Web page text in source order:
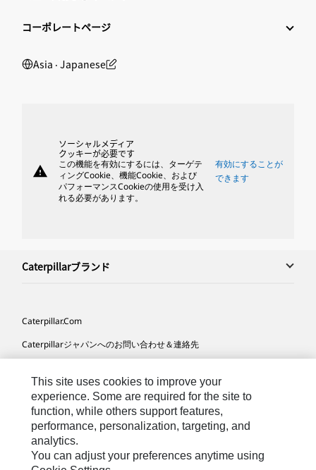
コーポレートページ
Asia ‧ Japanese
warning
ソーシャルメディア
クッキーが必要です
この機能を有効にするには、ターゲテ
ィングCookie、機能Cookie、および
パフォーマンスCookieの使用を受け入
れる必要があります。
有効にすることが
できます
Caterpillarブランド
Caterpillar.com
Caterpillarジャパンへのお問い合わせ＆連絡先
サイト･マップ
Cookie Settings
法的事項
プライバシー
This site uses cookies to improve your
experience. Some are required for the site to
function, while others support features,
performance, personalization, targeting, and
analytics.
You can adjust your preferences anytime using